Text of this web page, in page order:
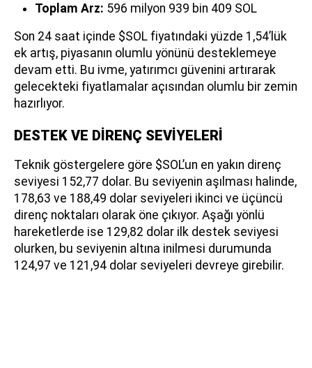
Toplam Arz: 596 milyon 939 bin 409 SOL
Son 24 saat içinde $SOL fiyatındaki yüzde 1,54’lük
ek artış, piyasanın olumlu yönünü desteklemeye
devam etti. Bu ivme, yatırımcı güvenini artırarak
gelecekteki fiyatlamalar açısından olumlu bir zemin
hazırlıyor.
DESTEK VE DİRENÇ SEVİYELERİ
Teknik göstergelere göre $SOL’un en yakın direnç
seviyesi 152,77 dolar. Bu seviyenin aşılması halinde,
178,63 ve 188,49 dolar seviyeleri ikinci ve üçüncü
direnç noktaları olarak öne çıkıyor. Aşağı yönlü
hareketlerde ise 129,82 dolar ilk destek seviyesi
olurken, bu seviyenin altına inilmesi durumunda
124,97 ve 121,94 dolar seviyeleri devreye girebilir.